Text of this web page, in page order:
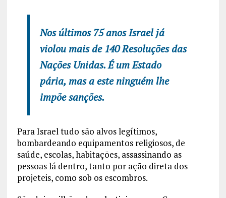
Nos últimos 75 anos Israel já
violou mais de 140 Resoluções das
Nações Unidas. É um Estado
pária, mas a este ninguém lhe
impõe sanções.
Para Israel tudo são alvos legítimos,
bombardeando equipamentos religiosos, de
saúde, escolas, habitações, assassinando as
pessoas lá dentro, tanto por ação direta dos
projeteis, como sob os escombros.